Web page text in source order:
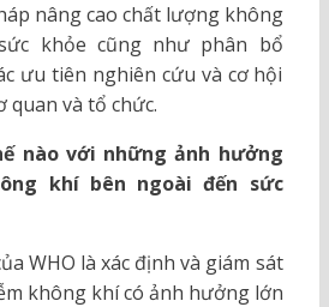
nâng cao chất lượng không
khỏe cũng như phân bổ
ưu tiên nghiên cứu và cơ hội
quan và tổ chức.
nào với những ảnh hưởng
khí bên ngoài đến sức
WHO là xác định và giám sát
không khí có ảnh hưởng lớn